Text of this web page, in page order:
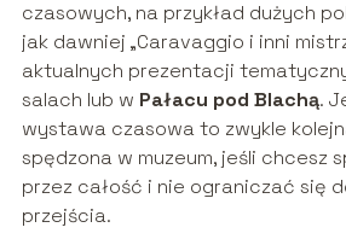
czasowych, na przykład dużych
jak dawniej „Caravaggio i inni
aktualnych prezentacji
salach lub w Pałacu pod Blachą.
wystawa czasowa to zwykle
spędzona w muzeum, jeśli chcesz
przez całość i nie ograniczać się
przejścia.